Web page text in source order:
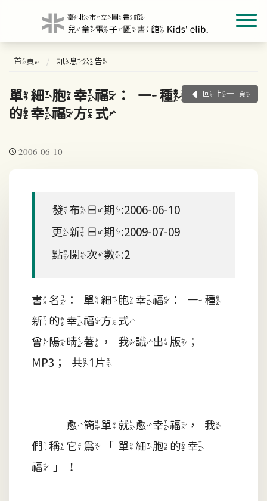
首頁 訊息公告
單細胞幸福：一種新
的幸福方式
回上一頁
2006-06-10
發布日期:2006-06-10
更新日期:2009-07-09
點閱次數:2
書名：單細胞幸福：一種
新的幸福方式
曾陽晴著，我識出版；
MP3；共1片
愈簡單就愈幸福，我
們稱它為「單細胞的幸
福」！